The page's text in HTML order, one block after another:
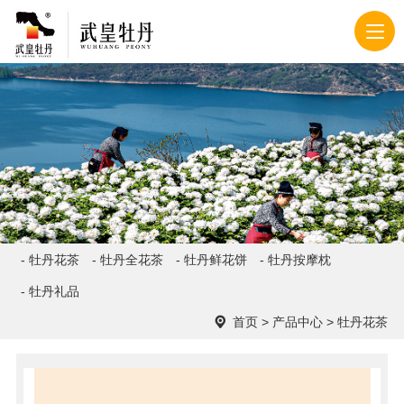
- 牡丹花茶 - 牡丹全花茶 - 牡丹鲜花饼 - 牡丹按摩枕
- 牡丹礼品
首页> 产品中心> 牡丹花茶